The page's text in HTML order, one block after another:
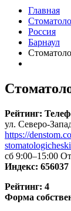
Главная
Россия
Барнаул
Рейтинг:
ул. Северо-
https://
сб 9:00–15:00
Индекс: 656037
Рейтинг: 4
Форма